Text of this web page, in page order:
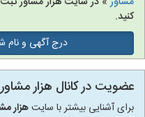
کنید.
درج آگهی و نام
عضویت در کانال هزار مشاور
برای آشنایی بیشتر با سایتهزار